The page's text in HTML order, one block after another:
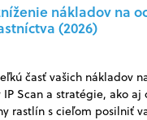
nákladov na
(2026)
časť vašich nákladov
Scan a stratégie, ako
rastlín s cieľom posilniť